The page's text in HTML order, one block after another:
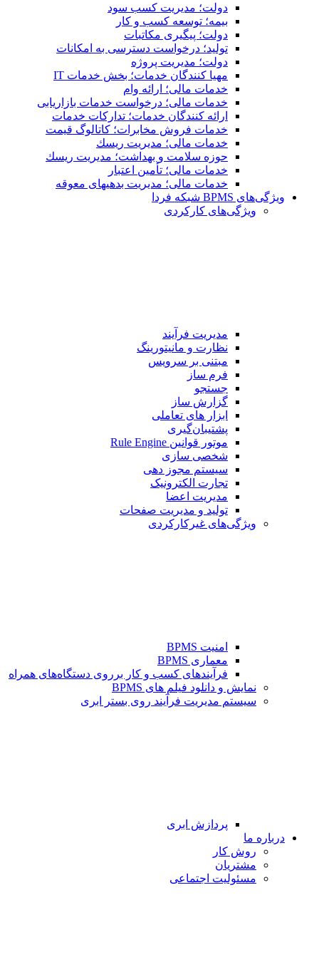
دولت؛ مدیریت کسب سود
بیمه؛ توسعه کسب و کار
دولت؛ پیگیری مکاتبات
تولید؛ درخواست دسترسی به امكانات
دولت؛ مدیریت پروژه
مهیا کنندگان خدمات؛ بخش خدمات IT
خدمات مالی؛ ارائه وام
خدمات مالی؛ درخواست خدمات بازاریابی
ارائه کنندگان خدمات؛ تدارکات خدمات
خدمات فروش مخابرات؛ کاتالوگ قیمت
خدمات مالی؛ مدیریت ریسك
حوزه سلامت و بهداشت؛ مدیریت ریسك
خدمات مالی؛ تأمین اعتبار
خدمات مالی؛ مدیریت بدهیهاى معوقه
ویژگی‌های BPMS شبکه فردا
ویژگی‌های كاركردی
مدیریت فرآیند
نظارت و مانیتورینگ
مبتنی بر سرویس
فرم ساز
جستجو
گزارش ساز
ابزار های تعاملی
پشتیبان‌گیری
موتور قوانین Rule Engine
شخصی سازی
سیستم مجوز دهی
تجارت الکترونیک
مدیریت اعضا
تولید و مدیریت صفحات
ویژگی‌های غیرکارکردی
امنیت BPMS
معماری BPMS
فرآیندهای کسب و کار برروی دستگاه‌های همراه
نمایش و دانلود فیلم های BPMS
سیستم مدیریت فرآیند روی بستر ابری
پردازش ابری
درباره ما
روش کار
مشتریان
مسئولیت اجتماعی